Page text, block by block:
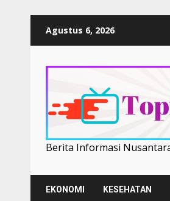
Agustus 6, 2026
Berita Informasi
EKONOMI KESEHATAN